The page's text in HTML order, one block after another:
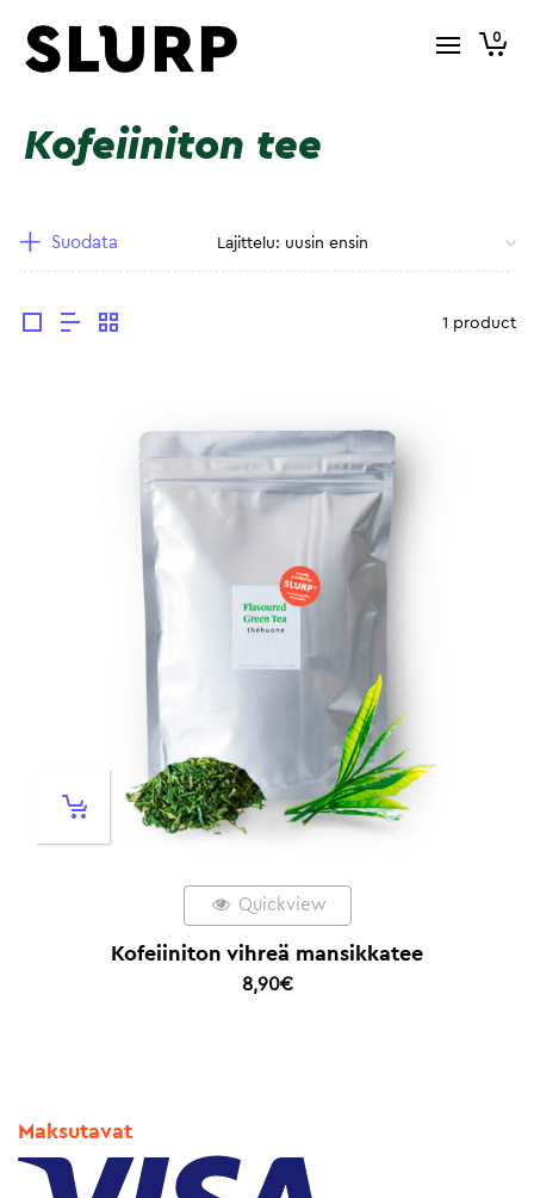
0
Kofeiiniton tee
Suodata
1 product
Quickview
Kofeiiniton vihreä mansikkatee
8,90€
Maksutavat